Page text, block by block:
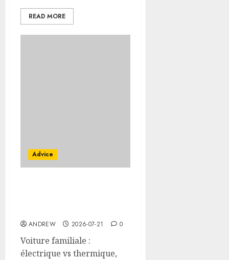
READ MORE
Advice
ANDREW 2026-07-21 0
Voiture familiale :
électrique vs thermique,